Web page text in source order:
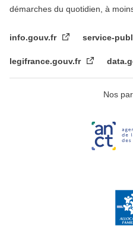
démarches du quotidien, à
info.gouv.fr service-
legifrance.gouv.fr
Nos